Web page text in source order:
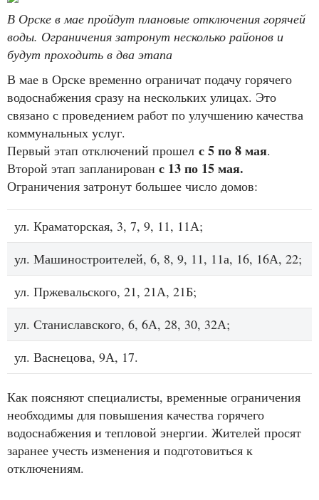
В Орске в мае пройдут плановые отключения горячей
воды. Ограничения затронут несколько районов и
будут проходить в два этапа
В мае в Орске временно ограничат подачу горячего
водоснабжения сразу на нескольких улицах. Это
связано с проведением работ по улучшению качества
коммунальных услуг.
Первый этап отключений прошел с 5 по 8 мая.
Второй этап запланирован с 13 по 15 мая.
Ограничения затронут большее число домов:
ул. Краматорская, 3, 7, 9, 11, 11А;
ул. Машиностроителей, 6, 8, 9, 11, 11а, 16, 16А, 22;
ул. Пржевальского, 21, 21А, 21Б;
ул. Станиславского, 6, 6А, 28, 30, 32А;
ул. Васнецова, 9А, 17.
Как поясняют специалисты, временные ограничения
необходимы для повышения качества горячего
водоснабжения и тепловой энергии. Жителей просят
заранее учесть изменения и подготовиться к
отключениям.